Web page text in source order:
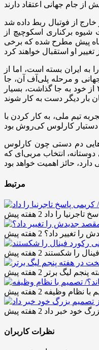
و خارج از فوتبال ربط داده شد
برکناری اسکوچیچ از
از چند ماه پیش مطرح شده که برخی
او را به ایران بسته است، اما از
و مرحله پلی‌آف آن، جا
مانده و مربی آزاد است. بنابراین راه کی‌روش برای بازگشت به ایران و نشستن جای امیر قلعه‌نویی باز شده، اما این احتمال با سابقه‌ای که مربی پرتغالی در جام جهانی ۲۰۲۲ از خود به جا گذاشت، بسیار
تیم ملی، به کار کردن با
دم دستی چون کارلوس
انتخاب مربی‌ای که
مرتبط
تاجرنیا را داد 2 هفته پیش
را تغییر داد؟ 2 هفته پیش
را شکستند 2 هفته پیش
پنجم لیگ برتر 2 هفته پیش
با نظام وظیفه 2 هفته پیش
خود خبر داد 2 هفته پیش
نظرات کاربران